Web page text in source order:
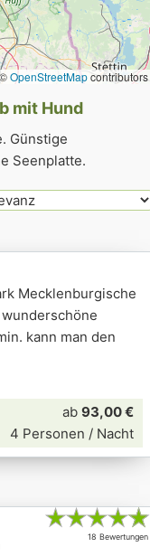
©OpenStreetMapcontributors
mit Hund
Günstige
Seenplatte.
Mecklenburgische
kann man den
ab 93,00 €
4 Personen / Nacht
★★★★★
18 Bewertungen